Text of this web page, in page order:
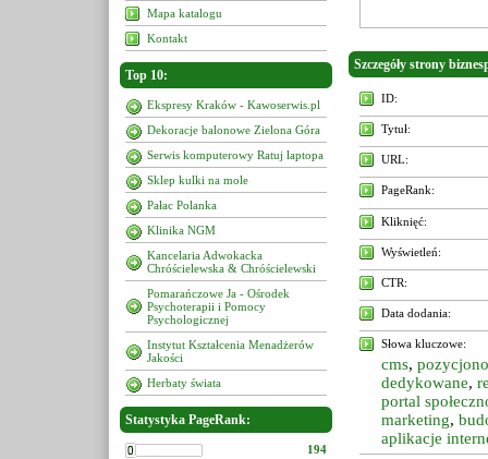
Mapa katalogu
Kontakt
Top 10:
Ekspresy Kraków - Kawoserwis.pl
Dekoracje balonowe Zielona Góra
Serwis komputerowy Ratuj laptopa
Sklep kulki na mole
Pałac Polanka
Klinika NGM
Kancelaria Adwokacka
Chróścielewska & Chróścielewski
Pomarańczowe Ja - Ośrodek
Psychoterapii i Pomocy
Psychologicznej
Instytut Kształcenia Menadżerów
Jakości
Herbaty świata
Statystyka PageRank:
194
Szczegóły strony
ID:
Tytuł:
URL:
PageRank:
Kliknięć:
Wyświetleń:
CTR:
Data dodania:
Słowa kluczowe:
cms,
dedykowane,
portal
marketing,
aplikacje